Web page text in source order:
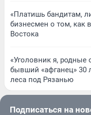
«Платишь бандитам,
бизнесмен о том, как
Востока
«Уголовник я, родные
бывший «афганец» 30
леса под Рязанью
Подписаться на